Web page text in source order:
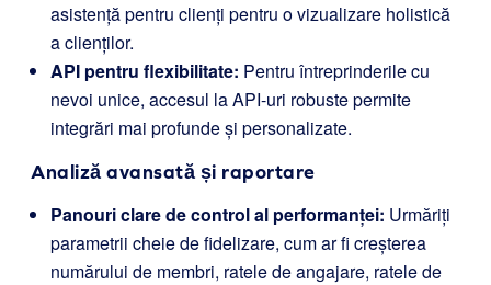
asistență pentru clienți pentru o vizualizare holistică
a clienților.
API pentru flexibilitate: Pentru întreprinderile cu
nevoi unice, accesul la API-uri robuste permite
integrări mai profunde și personalizate.
Analiză avansată și raportare
Panouri clare de control al performanței: Urmăriți
parametrii cheie de fidelizare, cum ar fi creșterea
numărului de membri, ratele de angajare, ratele de